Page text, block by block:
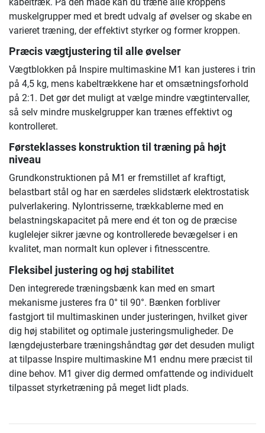
muskelgrupper med et bredt udvalg af øvelser og skabe en
varieret træning, der effektivt styrker og former kroppen.
Præcis vægtjustering til alle øvelser
Vægtblokken på Inspire multimaskine M1 kan justeres i trin
på 4,5 kg, mens kabeltrækkene har et omsætningsforhold
på 2:1. Det gør det muligt at vælge mindre vægtintervaller,
så selv mindre muskelgrupper kan trænes effektivt og
kontrolleret.
Førsteklasses konstruktion til træning på højt
niveau
Grundkonstruktionen på M1 er fremstillet af kraftigt,
belastbart stål og har en særdeles slidstærk elektrostatisk
pulverlakering. Nylontrisserne, trækkablerne med en
belastningskapacitet på mere end ét ton og de præcise
kuglelejer sikrer jævne og kontrollerede bevægelser i en
kvalitet, man normalt kun oplever i fitnesscentre.
Fleksibel justering og høj stabilitet
Den integrerede træningsbænk kan med en smart
mekanisme justeres fra 0° til 90°. Bænken forbliver
fastgjort til multimaskinen under justeringen, hvilket giver
dig høj stabilitet og optimale justeringsmuligheder. De
længdejusterbare træningshåndtag gør det desuden muligt
at tilpasse Inspire multimaskine M1 endnu mere præcist til
dine behov. M1 giver dig dermed omfattende og individuelt
tilpasset styrketræning på meget lidt plads.